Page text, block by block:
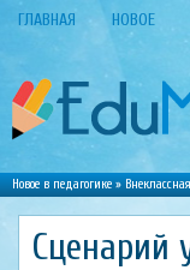
ГЛАВНАЯ НОВОЕ
Новое в педагогике»
Сценарий